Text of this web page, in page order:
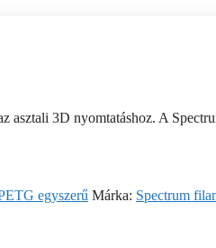
asztali 3D nyomtatáshoz. A
egyszerű Márka: Spectrum